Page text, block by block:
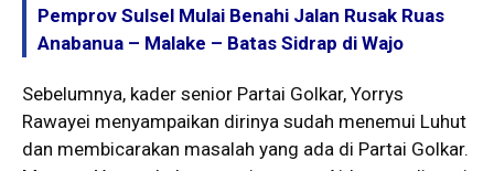
Pemprov Sulsel Mulai Benahi Jalan Rusak Ruas
Anabanua – Malake – Batas Sidrap di Wajo
Sebelumnya, kader senior Partai Golkar, Yorrys
Rawayei menyampaikan dirinya sudah menemui Luhut
dan membicarakan masalah yang ada di Partai Golkar.